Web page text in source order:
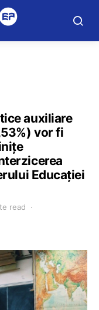
auxiliare
vor fi
Educației
read